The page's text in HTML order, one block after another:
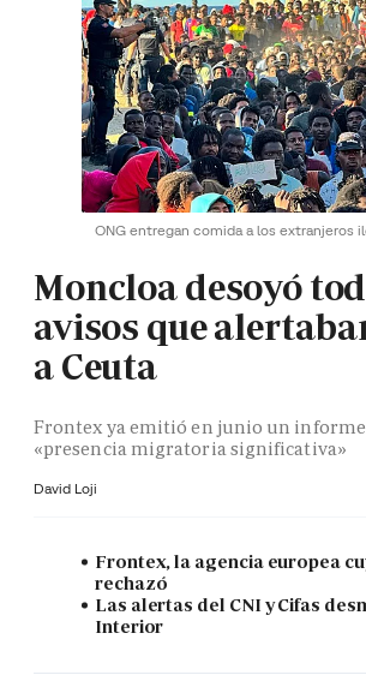
ONG entregan comida a los extranjeros
Moncloa desoyó
avisos que
a Ceuta
Frontex ya emitió en junio un
«presencia migratoria significativa»
David Loji
Frontex, la agencia europea
rechazó
Las alertas del CNI y Cifas
Interior